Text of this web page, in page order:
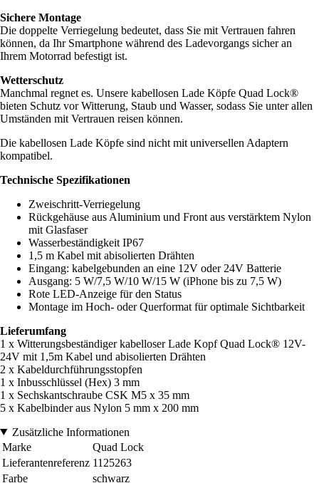
Sichere Montage
Die doppelte Verriegelung bedeutet, dass Sie mit Vertrauen fahren
können, da Ihr Smartphone während des Ladevorgangs sicher an
Ihrem Motorrad befestigt ist.
Wetterschutz
Manchmal regnet es. Unsere kabellosen Lade Köpfe Quad Lock®
bieten Schutz vor Witterung, Staub und Wasser, sodass Sie unter allen
Umständen mit Vertrauen reisen können.
Die kabellosen Lade Köpfe sind nicht mit universellen Adaptern
kompatibel.
Technische Spezifikationen
Zweischritt-Verriegelung
Rückgehäuse aus Aluminium und Front aus verstärktem Nylon
mit Glasfaser
Wasserbeständigkeit IP67
1,5 m Kabel mit abisolierten Drähten
Eingang: kabelgebunden an eine 12V oder 24V Batterie
Ausgang: 5 W/7,5 W/10 W/15 W (iPhone bis zu 7,5 W)
Rote LED-Anzeige für den Status
Montage im Hoch- oder Querformat für optimale Sichtbarkeit
Lieferumfang
1 x Witterungsbeständiger kabelloser Lade Kopf Quad Lock® 12V-
24V mit 1,5m Kabel und abisolierten Drähten
2 x Kabeldurchführungsstopfen
1 x Inbusschlüssel (Hex) 3 mm
1 x Sechskantschraube CSK M5 x 35 mm
5 x Kabelbinder aus Nylon 5 mm x 200 mm
Zusätzliche Informationen
Marke
Quad Lock
Lieferantenreferenz 1125263
Farbe
schwarz